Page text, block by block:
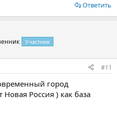
Ответить
Участник
#11
город
Новая Россия ) как база